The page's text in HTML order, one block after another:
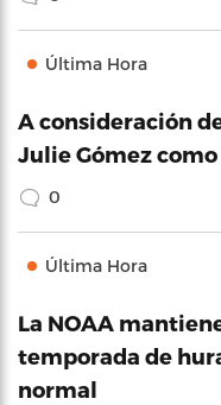
Última Hora
A consideración
Julie Gómez
0
Última Hora
La NOAA
temporada de
normal